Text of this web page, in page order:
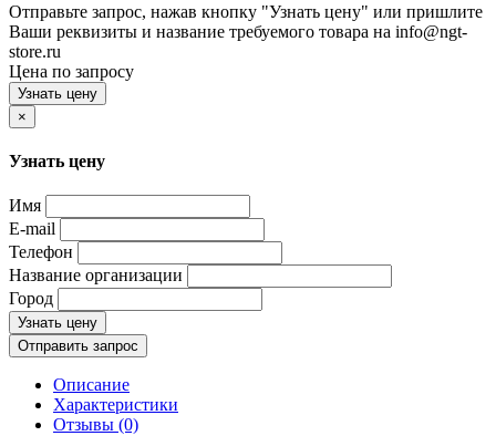
Отправьте запрос, нажав кнопку "Узнать цену" или пришлите
Ваши реквизиты и название требуемого товара на info@ngt-
store.ru
Цена по запросу
Узнать цену
×
Узнать цену
Имя
E-mail
Телефон
Название организации
Город
Узнать цену
Отправить запрос
Описание
Характеристики
Отзывы (0)